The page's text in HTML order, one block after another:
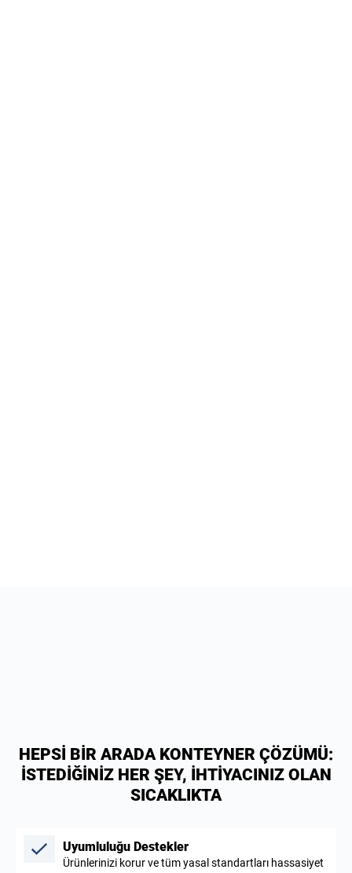
HEPSİ BİR ARADA KONTEYNER ÇÖZÜMÜ:
İSTEDİĞİNİZ HER ŞEY, İHTİYACINIZ OLAN
SICAKLIKTA
Uyumluluğu Destekler
Ürünlerinizi korur ve tüm yasal standartları hassasiyet